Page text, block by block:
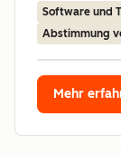
Software und
Abstimmung
Mehr